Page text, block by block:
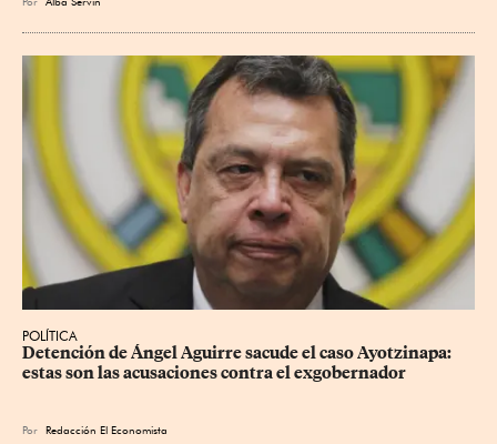
POLÍTICA
Detención de Ángel Aguirre sacude el caso Ayotzinapa:
estas son las acusaciones contra el exgobernador
Por Redacción El Economista